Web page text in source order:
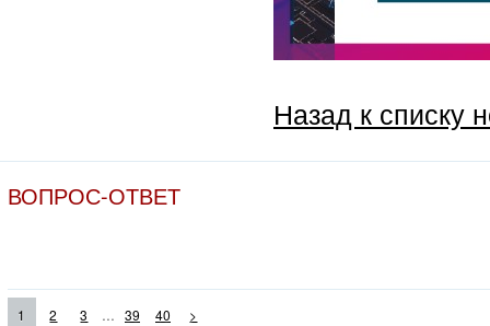
Назад к списку
ВОПРОС-ОТВЕТ
1 2 3 ... 39 40 >